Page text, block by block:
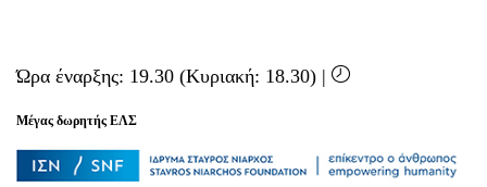
Ώρα έναρξης: 19.30 (Κυριακή: 18.30) |
Μέγας δωρητής ΕΛΣ